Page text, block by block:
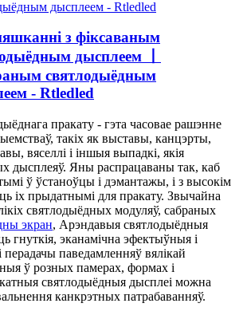
з фіксаваным
дысплеем 丨
святлодыёдным
- Rtledled
пракату - гэта часовае рашэнне
такіх як выставы, канцэрты,
вяселлі і іншыя выпадкі, якія
дысплеяў. Яны распрацаваны так, каб
ў ўстаноўцы і дэмантажы, і з высокім
іх прыдатнымі для пракату. Звычайна
святлодыёдных модуляў, сабраных
экран, Арэндавыя святлодыёдныя
гнуткія, эканамічна эфектыўныя і
паведамленняў вялікай
ў розных памерах, формах і
святлодыёдныя дысплеі можна
канкрэтных патрабаванняў.